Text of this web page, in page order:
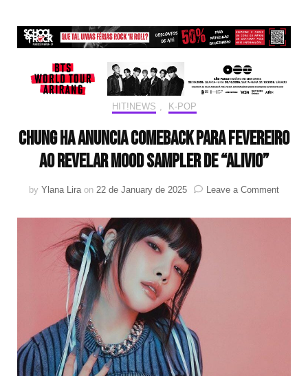
HIT!NEWS K-POP
CHUNG HA anuncia comeback para fevereiro
ao revelar mood sampler de “Alivio”
by Ylana Lira on 22 de January de 2025 Leave a Commenton
HA